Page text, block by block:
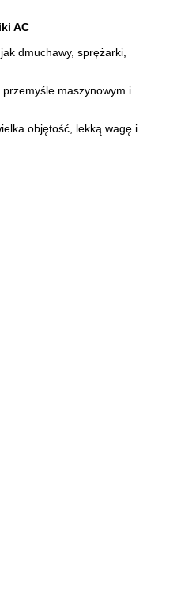
AC
dmuchawy, sprężarki,
maszynowym i
objętość, lekką wagę i